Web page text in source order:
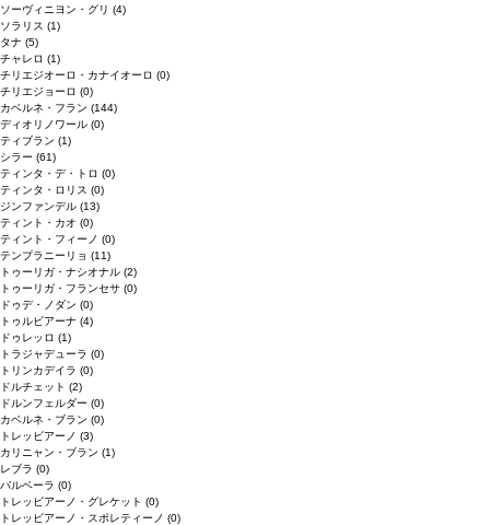
ソーヴィニヨン・グリ (4)
ソラリス (1)
タナ (5)
チャレロ (1)
チリエジオーロ・カナイオーロ (0)
チリエジョーロ (0)
カベルネ・フラン (144)
ディオリノワール (0)
ティブラン (1)
シラー (61)
ティンタ・デ・トロ (0)
ティンタ・ロリス (0)
ジンファンデル (13)
ティント・カオ (0)
ティント・フィーノ (0)
テンプラニーリョ (11)
トゥーリガ・ナシオナル (2)
トゥーリガ・フランセサ (0)
ドゥデ・ノダン (0)
トゥルビアーナ (4)
ドゥレッロ (1)
トラジャデューラ (0)
トリンカデイラ (0)
ドルチェット (2)
ドルンフェルダー (0)
カベルネ・ブラン (0)
トレッビアーノ (3)
カリニャン・ブラン (1)
レブラ (0)
バルベーラ (0)
トレッビアーノ・グレケット (0)
トレッビアーノ・スポレティーノ (0)